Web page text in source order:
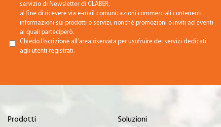
servizio di Newsletter di CLABER,
al fine di ricevere via e-mail comunicazioni commerciali contenenti
informazioni sui prodotti o servizi, nonché promozioni o inviti ad eventi
ai quali parteciperò.
Chiedo l’iscrizione all’area riservata per usufruire dei servizi dedicati
agli utenti registrati.
Prodotti
Soluzioni